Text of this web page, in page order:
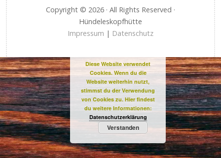
Copyright © 2026 · All Rights Reserved ·
Hündeleskopfhütte
Impressum | Datenschutz
Diese Website verwendet
Cookies. Wenn du die
Website weiterhin nutzt,
stimmst du der Verwendung
von Cookies zu. Hier findest
du weitere Informationen:
Datenschutzerklärung
Verstanden